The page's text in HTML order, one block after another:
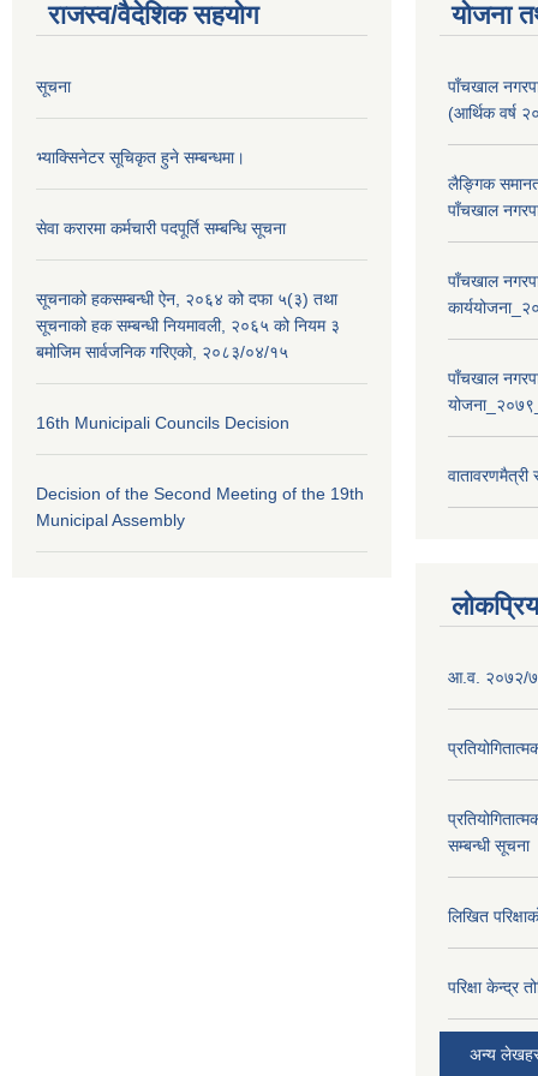
राजस्व/वैदेशिक सहयोग
सूचना
भ्याक्सिनेटर सूचिकृत हुने सम्बन्धमा।
सेवा करारमा कर्मचारी पदपूर्ति सम्बन्धि सूचना
सूचनाको हकसम्बन्धी ऐन, २०६४ को दफा ५(३) तथा
सूचनाको हक सम्बन्धी नियमावली, २०६५ को नियम ३
बमोजिम सार्वजनिक गरिएको, २०८३/०४/१५
16th Municipali Councils Decision
Decision of the Second Meeting of the 19th
Municipal Assembly
योजना
पाँचखाल
(आर्थिक वर्ष
लैङ्गिक
पाँचखाल
पाँचखाल
पाँचखाल
आ.व. २०७२/
सम्बन्धी सूचना
लिखित
परिक्षा केन्द्र
अन्य